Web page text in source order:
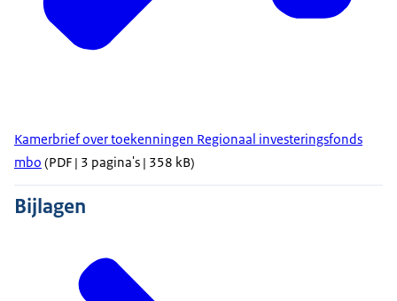
Kamerbrief over toekenningen Regionaal investeringsfonds
mbo (PDF | 3 pagina's | 358 kB)
Bijlagen